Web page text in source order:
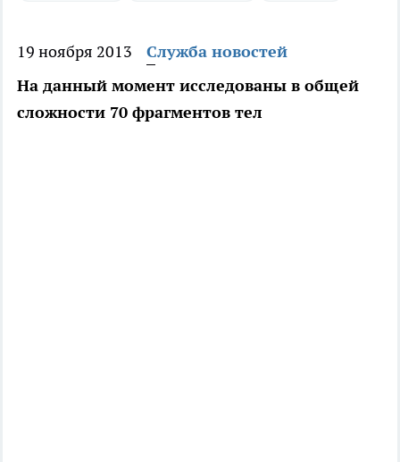
19 ноября 2013
Служба новостей
На данный момент исследованы в общей
сложности 70 фрагментов тел